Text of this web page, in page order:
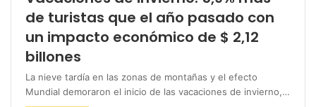
de turistas que el año pasado con
un impacto económico de $ 2,12
billones
La nieve tardía en las zonas de montañas y el efecto
Mundial demoraron el inicio de las vacaciones de invierno,…